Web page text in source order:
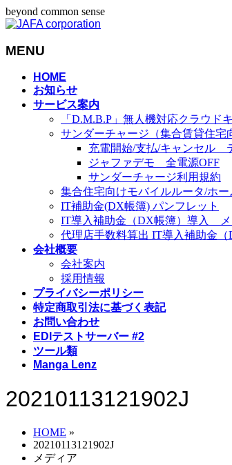
beyond common sense
MENU
HOME
お知らせ
サービス案内
「D.M.B.P」無人機対応クラウド
サンダーチャージ（集合賃貸住宅
充電開始/支払/キャンセル
ジャファデモ 全電源OFF
サンダーチャージ利用規約
集合住宅向けモバイルルータ/ホ
IT補助金(DX帳簿) パンフレット
IT導入補助金（DX帳簿）導入 メ
代理店手数料算出 IT導入補助金（
会社概要
会社案内
採用情報
プライバシーポリシー
特定商取引法に基づく表記
お問い合わせ
EDIテストサーバー #2
ツール類
Manga Lenz
20210113121902J
HOME »
20210113121902J
メディア